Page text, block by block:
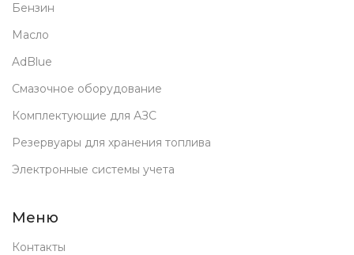
Бензин
Масло
AdBlue
Смазочное оборудование
Комплектующие для АЗС
Резервуары для хранения топлива
Электронные системы учета
Меню
Контакты